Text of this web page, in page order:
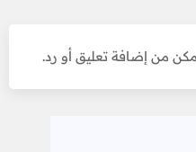
من إضافة تعليق أو رد.